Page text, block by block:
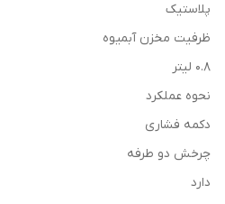
پلاستیک
ظرفیت مخزن آبمیوه
0.8 لیتر
نحوه عملکرد
دکمه فشاری
چرخش دو طرفه
دارد